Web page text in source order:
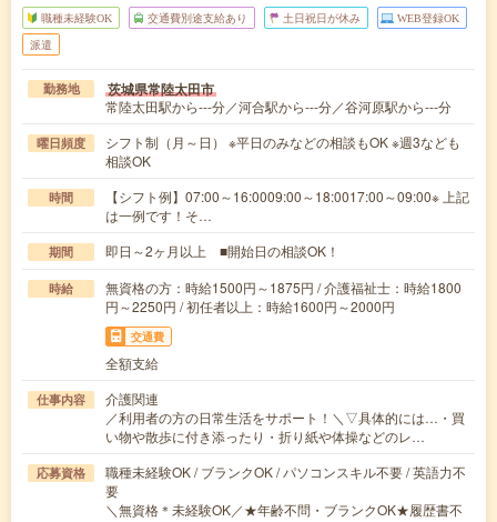
職種未経験OK 交通費別途支給あり 土日祝日が休み WEB登録OK
派遣
勤務地 茨城県常陸太田市
常陸太田駅から---分／河合駅から---分／谷河原駅から---分
曜日頻度
シフト制（月～日） ※平日のみなどの相談もOK ※週3なども
相談OK
時間
【シフト例】07:00～16:0009:00～18:0017:00～09:00※ 上記
は一例です！そ…
期間 即日～2ヶ月以上 ■開始日の相談OK！
時給
無資格の方：時給1500円～1875円 / 介護福祉士：時給1800
円～2250円 / 初任者以上：時給1600円～2000円
交通費
全額支給
仕事内容
介護関連
／利用者の方の日常生活をサポート！＼▽具体的には…・買
い物や散歩に付き添ったり・折り紙や体操などのレ…
応募資格
職種未経験OK / ブランクOK / パソコンスキル不要 / 英語力不
要
＼無資格＊未経験OK／★年齢不問・ブランクOK★履歴書不